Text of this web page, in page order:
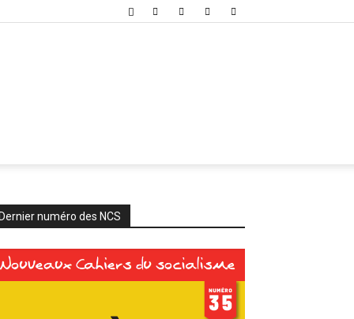
Dernier numéro des NCS